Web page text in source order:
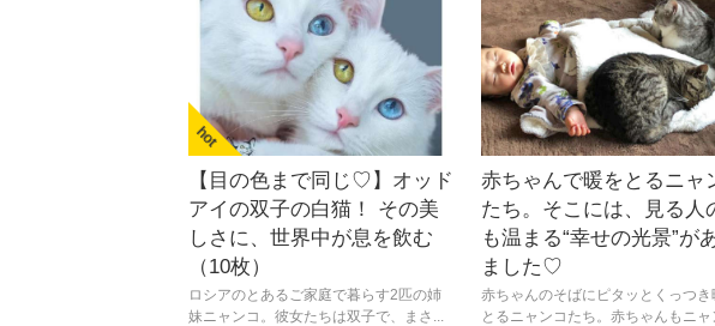
【目の色まで同じ♡】オッド
アイの双子の白猫！ その美
しさに、世界中が息を飲む
（10枚）
ロシアのとあるご家庭で暮らす2匹の姉
妹ニャンコ。彼女たちは双子で、まさ...
赤ちゃんで暖をとるニャ
たち。そこには、見る人
も温まる“幸せの光景”が
ました♡
赤ちゃんのそばにピタッとくっつき
とるニャンコたち。赤ちゃんもニャ